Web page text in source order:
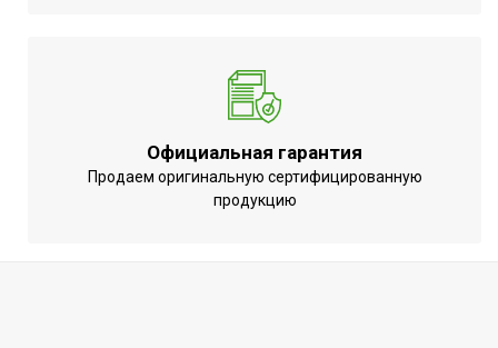
Механическая
регулировка
Вид управления
Отсутствует
Официальная гарантия
Продаем оригинальную сертифицированную
продукцию